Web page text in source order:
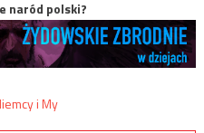
naród polski?